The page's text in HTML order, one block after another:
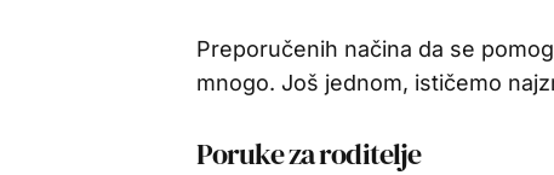
Preporučenih načina da se
mnogo. Još jednom, ističemo
Poruke za roditelje